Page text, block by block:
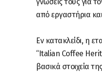
από εργαστήρια
Εν κατακλείδι, η
“Italian Coffee
βασικά στοιχεία